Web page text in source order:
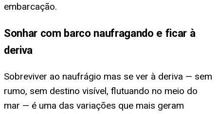
embarcação.
Sonhar com barco naufragando e ficar à
deriva
Sobreviver ao naufrágio mas se ver à deriva — sem
rumo, sem destino visível, flutuando no meio do
mar — é uma das variações que mais geram